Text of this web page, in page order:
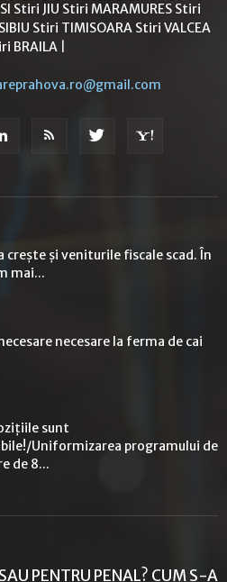
Stiri JIU Stiri MARAMURES Stiri
Stiri TIMISOARA Stiri VALCEA
BRAILA
crește și veniturile fiscale scad. În
mai...
necesare la ferma de cai
sunt
Uniformizarea programului de
de 8...
PENTRU PENAL? CUM S-A